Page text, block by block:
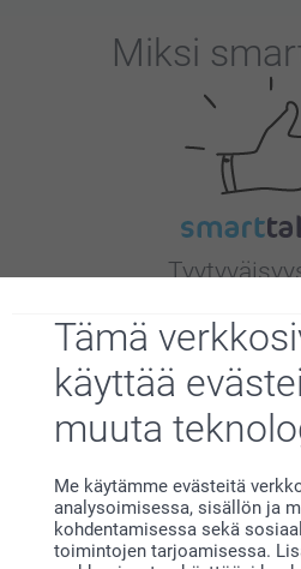
Tämä
käyttää
muuta
Me käytämme evästeitä
analysoimisessa, sisällön ja
kohdentamisessa sekä
toimintojen tarjoamisessa.
Miksi
Bonusta